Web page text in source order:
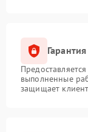
выполненные
защищает